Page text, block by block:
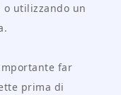
utilizzando un
far
prima di